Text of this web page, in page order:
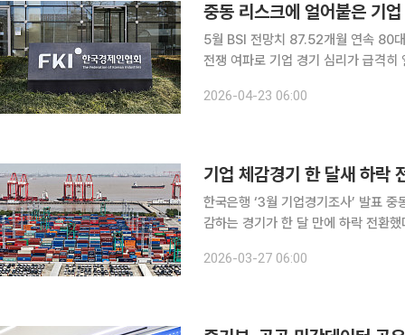
중동 리스크에 얼어붙은 기
5월 BSI 전망치 87.52개월 연속 80대
전쟁 여파로 기업 경기 심리가 급격히
협회는 매출액 기준 600대 기업을 대
2026-04-23 06:00
기업 체감경기 한 달새 하락
한국은행 ‘3월 기업경기조사’ 발표 중동 전쟁에 따른 유가 및 원자재가격 상승 여파로 기업들이 체
감하는 경기가 한 달 만에 하락 전환했다. 27일 한국은행의 '3월 기업경기조사'에 따르면
2026-03-27 06:00